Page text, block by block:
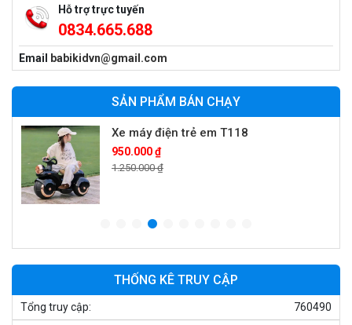
Hỗ trợ trực tuyến
0834.665.688
Email babikidvn@gmail.com
SẢN PHẨM BÁN CHẠY
900.000 ₫
Xe máy điện trẻ em T118
950.000 ₫
1.250.000 ₫
Xe điện trẻ em 7017
Xe ô tô điện trẻ em cảnh sát J2988
THỐNG KÊ TRUY CẬP
760490
Tổng truy cập: